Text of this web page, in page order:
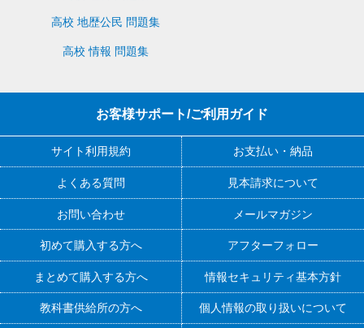
高校 地歴公民 問題集
高校 情報 問題集
お客様サポート/ご利用ガイド
サイト利用規約 お支払い・納品
よくある質問 見本請求について
お問い合わせ メールマガジン
初めて購入する方へ アフターフォロー
まとめて購入する方へ 情報セキュリティ基本方針
教科書供給所の方へ 個人情報の取り扱いについて